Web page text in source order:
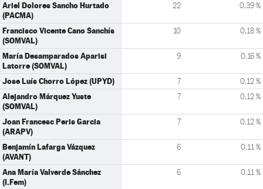
Ariel Dolores Sancho Hurtado
(PACMA)
22 0,39 %
Francisco Vicente Cano Sanchís
(SOMVAL)
10 0,18 %
María Desamparados Aparisi
Latorre (SOMVAL)
9 0,16 %
Jose Luís Chorro López (UPYD) 7 0,12 %
Alejandro Márquez Yuste
(SOMVAL)
7 0,12 %
Joan Francesc Peris Garcia
(ARAPV)
7 0,12 %
Benjamín Lafarga Vázquez
(AVANT)
6 0,11 %
Ana María Valverde Sánchez
(I.Fem)
6 0,11 %